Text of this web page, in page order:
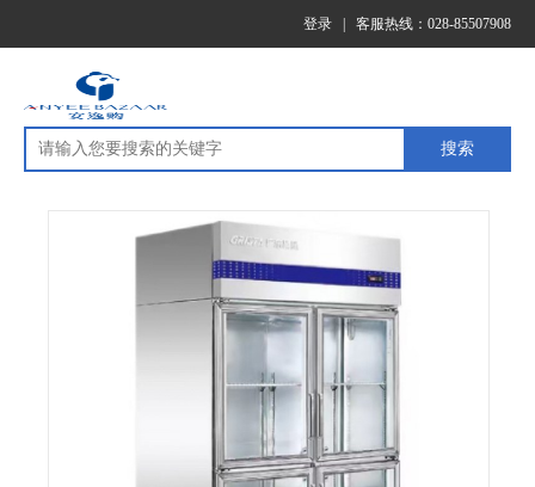
登录 客服热线：028-85507908